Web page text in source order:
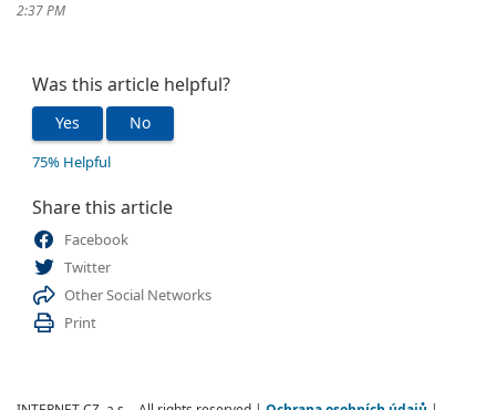
2:37 PM
Was this article helpful?
Yes No
75% Helpful
Share this article
Facebook
Twitter
Other Social Networks
Print